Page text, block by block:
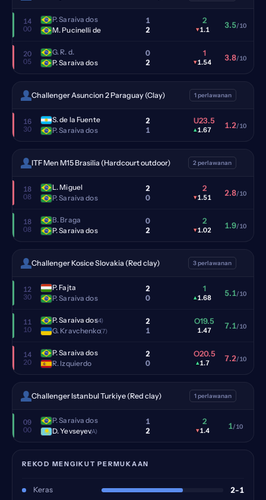
14
00
P. Saraiva dos
M. Pucinelli de
1
2
2
▾1.1 3.5/10
20
05
G. R. d.
P. Saraiva dos
0
2
1
▾1.54 3.8/10
Challenger Asuncion 2 Paraguay (Clay) 1 perlawanan
16
30
S. de la Fuente
P. Saraiva dos
2
1
U23.5
▴1.67 1.2/10
ITF Men M15 Brasilia (Hardcourt outdoor) 2 perlawanan
18
08
L. Miguel
P. Saraiva dos
2
0
2
▾1.51 2.8/10
18
08
B. Braga
P. Saraiva dos
0
2
2
▾1.02 1.9/10
Challenger Kosice Slovakia (Red clay) 3 perlawanan
12
30
P. Fajta
P. Saraiva dos
2
0
1
▴1.68 5.1/10
11
10
P. Saraiva dos(4)
G. Kravchenko(7)
2
1
O19.5
1.47 7.1/10
14
20
P. Saraiva dos
R. Izquierdo
2
0
O20.5
▴1.7 7.2/10
Challenger Istanbul Turkiye (Red clay) 1 perlawanan
09
00
P. Saraiva dos
D. Yevseyev(A)
1
2
2
▾1.4 1/10
REKOD MENGIKUT PERMUKAAN
Keras 2-1